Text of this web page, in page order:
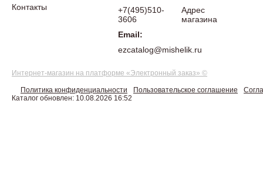
Контакты
+7(495)510-
3606
Email:
ezcatalog@mishelik.ru
Адрес
магазина
Интернет-магазин на платформе «Электронный заказ» ©
Политика конфиденциальности Пользовательское соглашение
Каталог обновлен: 10.08.2026 16:52